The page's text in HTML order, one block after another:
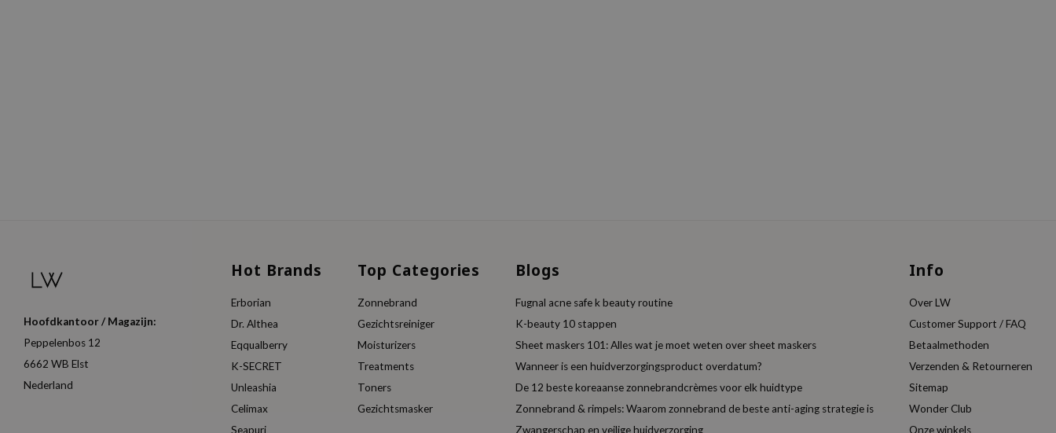
Hoofdkantoor / Magazijn:
Peppelenbos 12
6662 WB Elst
Nederland
Hot Brands
Erborian
Dr. Althea
Eqqualberry
K-SECRET
Unleashia
Celimax
Seapuri
Top Categories
Zonnebrand
Gezichtsreiniger
Moisturizers
Treatments
Toners
Gezichtsmasker
Blogs
Fugnal acne safe k beauty routine
K-beauty 10 stappen
Sheet maskers 101: Alles wat je moet weten over sheet maskers
Wanneer is een huidverzorgingsproduct overdatum?
De 12 beste koreaanse zonnebrandcrèmes voor elk huidtype
Zonnebrand & rimpels: Waarom zonnebrand de beste anti-aging strategie is
Zwangerschap en veilige huidverzorging
Info
Over LW
Customer Support / FAQ
Betaalmethoden
Verzenden & Retourneren
Sitemap
Wonder Club
Onze winkels